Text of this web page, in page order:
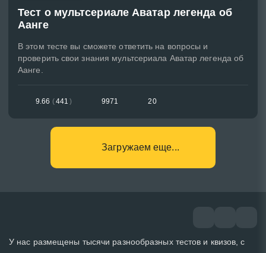
Тест о мультсериале Аватар легенда об
Аанге
В этом тесте вы сможете ответить на вопросы и
проверить свои знания мультсериала Аватар легенда об
Аанге.
9.66 (441 ) 9971 20
Загружаем еще...
У нас размещены тысячи разнообразных тестов и квизов, с